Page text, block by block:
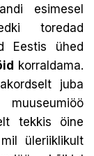
esimesel
toredad
Eestis ühed
korraldama.
juba
tekkis öine
üleriiklikult